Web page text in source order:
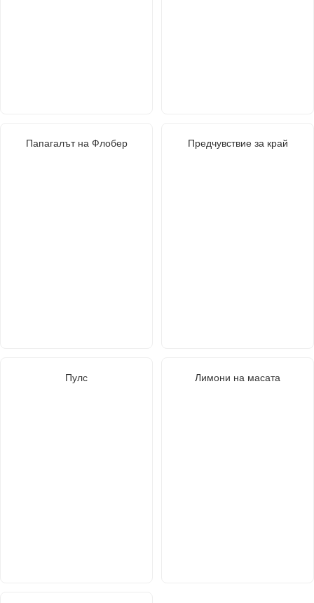
Папагалът на Флобер Предчувствие за край
Пулс Лимони на масата